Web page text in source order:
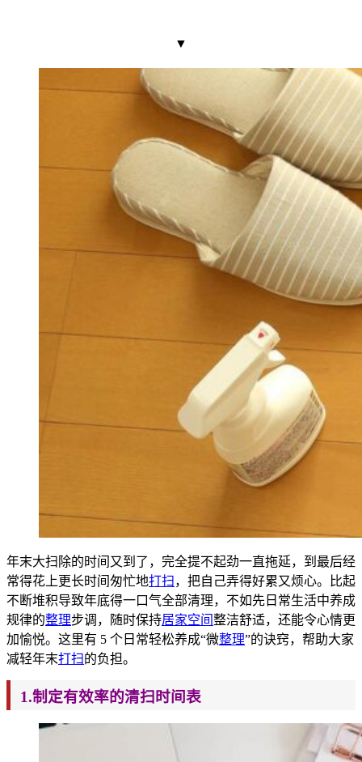
▼
年末大扫除的时间又到了，完全提不起劲一直拖延，到最后经
常得花上更长时间匆忙地打扫 ，把自己弄得好累又烦心。
比起
不断堆积导致年底得一口气全部清理，不如先日常生活中养成
规律的整理步调，随时保持居家空间整洁舒适，还能令心情更
加愉悦。这里有 5 个日常轻松养成“微整理”的诀窍，帮助大家
减轻年末打扫的负担。
1.制定有效率的清扫时间表